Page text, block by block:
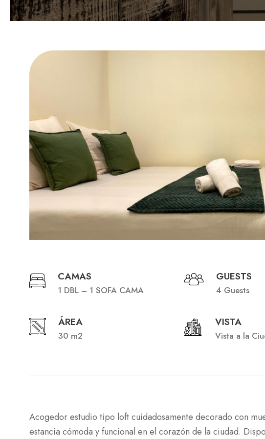
CAMAS
1 DBL – 1 SOFA CAMA
GUESTS
4 Guests
ÁREA
30 m2
VISTA
Vista a la
Acogedor estudio tipo loft cuidadosamente decorado con
estancia cómoda y funcional en el corazón de la ciudad.